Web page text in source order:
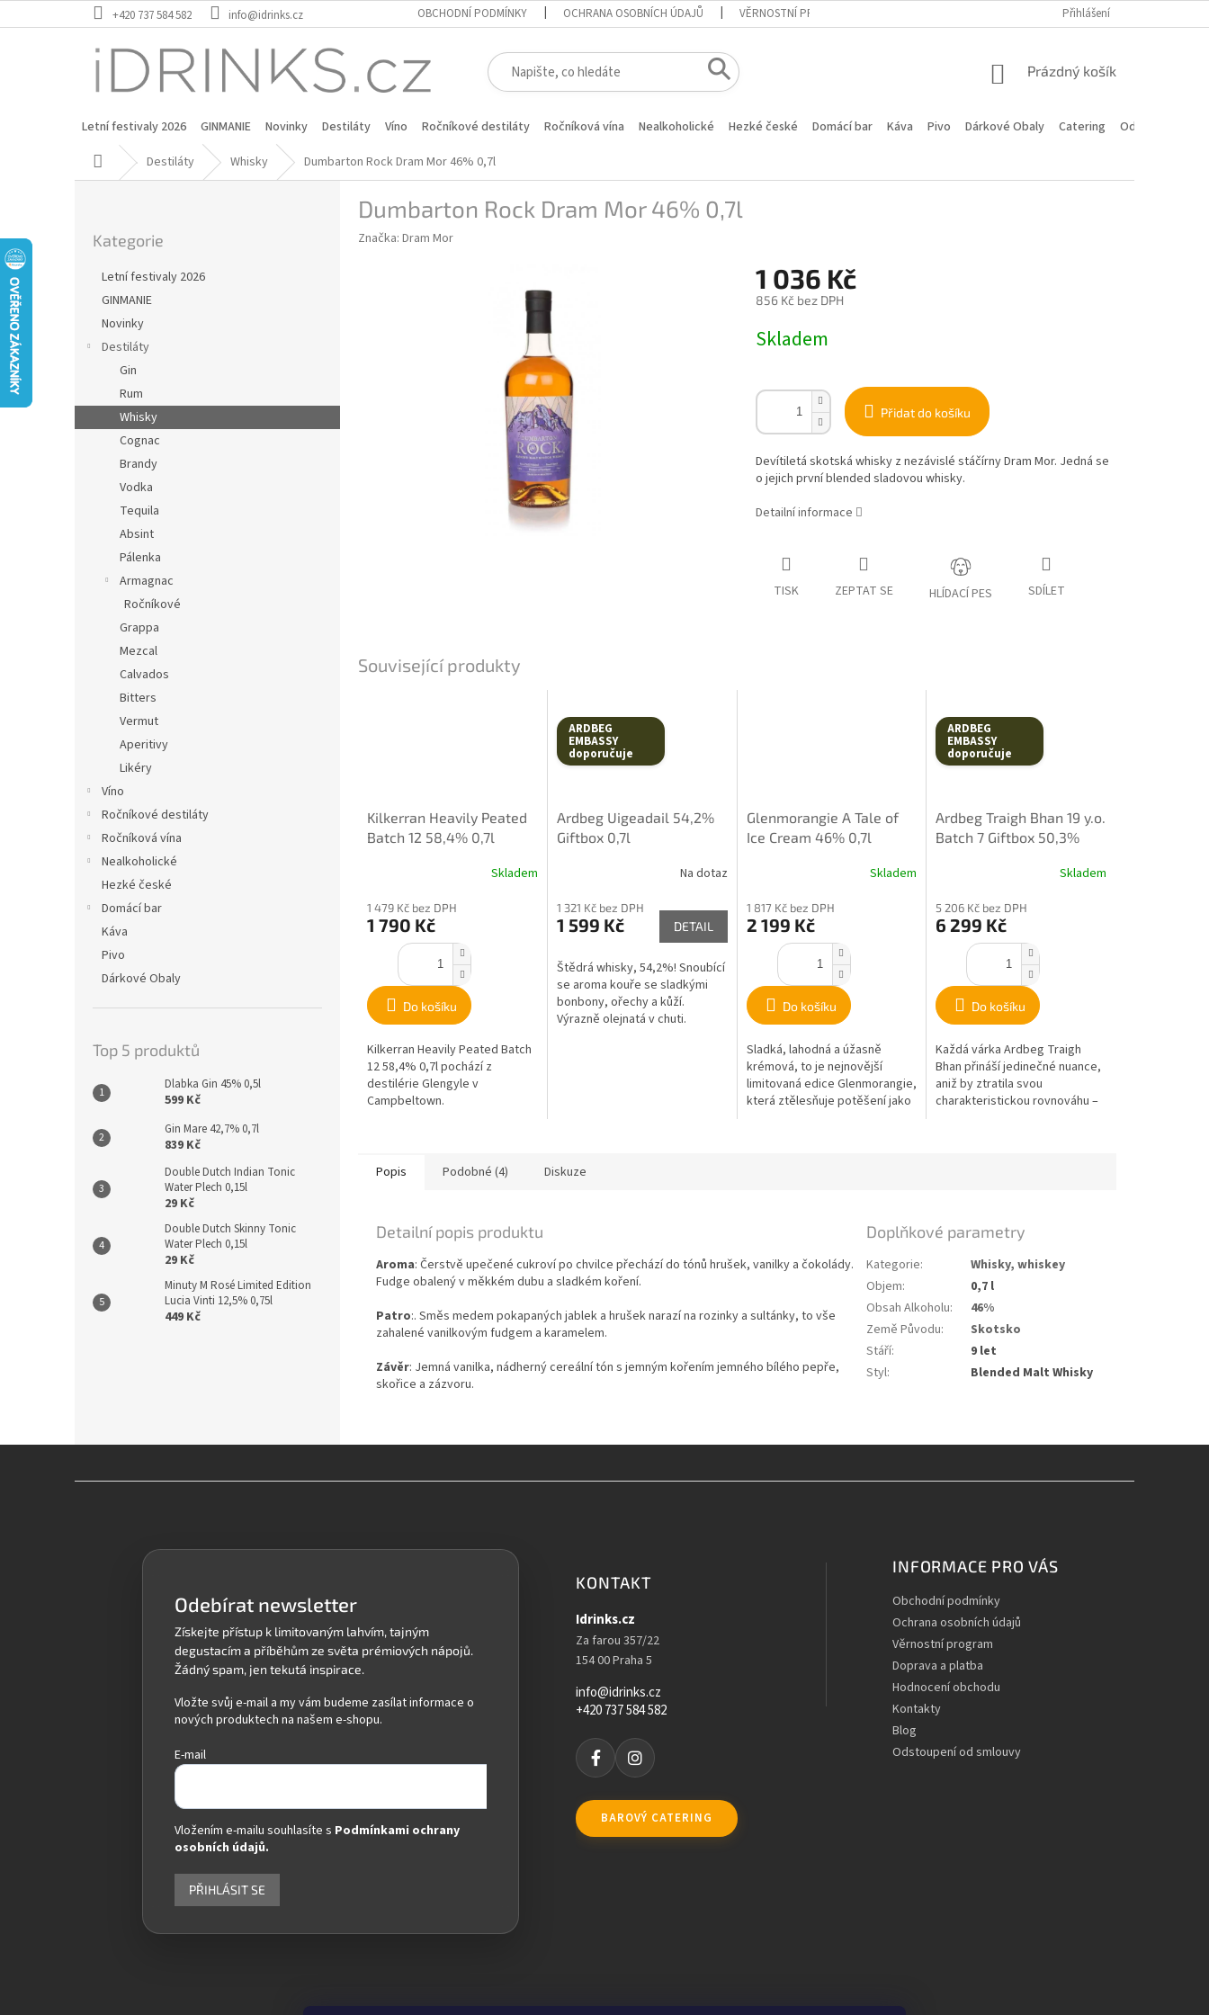
na
+420 737 584 582 info@idrinks.cz OBCHODNÍ PODMÍNKY OCHRANA OSOBNÍCH ÚDAJŮ VĚRNOSTNÍ PROGRAM HODNOCENÍ OBCHODU
Přihlášení
NÁKUPNÍ
Prázdný košík
Letní festivaly 2026 GINMANIE Novinky Destiláty Víno Ročníkové destiláty Ročníková vína Nealkoholické Hezké české Domácí bar Káva Pivo Dárkové Obaly Catering
Odstoupení od
Domů Destiláty Whisky Dumbarton Rock Dram Mor 46% 0,7l
n
e
kategorie
Kategorie
Letní festivaly 2026
GINMANIE
Novinky
Destiláty
Gin
Rum
Whisky
Cognac
Brandy
Vodka
Tequila
Absint
Pálenka
Armagnac
Ročníkové
Grappa
Mezcal
Calvados
Bitters
Vermut
Aperitivy
Likéry
Víno
Ročníkové destiláty
Ročníková vína
Nealkoholické
Hezké české
Domácí bar
Káva
Pivo
Dárkové Obaly
Top 5 produktů
Dlabka Gin 45% 0,5l
599 Kč
Gin Mare 42,7% 0,7l
839 Kč
Double Dutch Indian Tonic
Water Plech 0,15l
29 Kč
Double Dutch Skinny Tonic
Water Plech 0,15l
29 Kč
Minuty M Rosé Limited Edition
Lucia Vinti 12,5% 0,75l
449 Kč
Dumbarton Rock Dram Mor 46% 0,7l
Značka: Dram Mor
1 036 Kč
856 Kč bez DPH
cena:
Skladem
Přidat do košíku
Devítiletá skotská whisky z nezávislé stáčírny Dram Mor. Jedná se
o jejich první blended sladovou whisky.
Detailní informace
TISK ZEPTAT SE HLÍDACÍ PES SDÍLET
Související produkty
Kilkerran Heavily Peated
Batch 12 58,4% 0,7l
Skladem
1 479 Kč bez DPH
1 790 Kč
Do košíku
Kilkerran Heavily Peated Batch
12 58,4% 0,7l pochází z
destilérie Glengyle v
Campbeltown.
ARDBEG
EMBASSY
doporučuje
Ardbeg Uigeadail 54,2%
Giftbox 0,7l
Na dotaz
1 321 Kč bez DPH
1 599 Kč DETAIL
Štědrá whisky, 54,2%! Snoubící
se aroma kouře se sladkými
bonbony, ořechy a kůží.
Výrazně olejnatá v chuti.
Glenmorangie A Tale of
Ice Cream 46% 0,7l
Skladem
1 817 Kč bez DPH
2 199 Kč
Do košíku
Sladká, lahodná a úžasně
krémová, to je nejnovější
limitovaná edice Glenmorangie,
která ztělesňuje potěšení jako
ARDBEG
EMBASSY
doporučuje
Ardbeg Traigh Bhan 19 y.o.
Batch 7 Giftbox 50,3%
Skladem
5 206 Kč bez DPH
6 299 Kč
Do košíku
Každá várka Ardbeg Traigh
Bhan přináší jedinečné nuance,
aniž by ztratila svou
charakteristickou rovnováhu –
Popis Podobné (4) Diskuze
Detailní popis produktu
Aroma: Čerstvě upečené cukroví po chvilce přechází do tónů hrušek, vanilky a čokolády.
Fudge obalený v měkkém dubu a sladkém koření.
Patro:. Směs medem pokapaných jablek a hrušek narazí na rozinky a sultánky, to vše
zahalené vanilkovým fudgem a karamelem.
Závěr: Jemná vanilka, nádherný cereální tón s jemným kořením jemného bílého pepře,
skořice a zázvoru.
Doplňkové parametry
Kategorie:
Whisky, whiskey
Objem:
0,7 l
Obsah Alkoholu:
46%
Země Původu:
Skotsko
Stáří:
9 let
Styl: Blended Malt Whisky
Odebírat newsletter
Vložte svůj e-mail a my vám budeme zasílat informace o
nových produktech na našem e-shopu.
E-mail
Vložením e-mailu souhlasíte s Podmínkami ochrany
osobních údajů.
PŘIHLÁSIT SE
KONTAKT
Idrinks.cz
Za farou 357/22
154 00 Praha 5
info@idrinks.cz
+420 737 584 582
BAROVÝ CATERING
INFORMACE PRO VÁS
Obchodní podmínky
Ochrana osobních údajů
Věrnostní program
Doprava a platba
Hodnocení obchodu
Kontakty
Blog
Odstoupení od smlouvy